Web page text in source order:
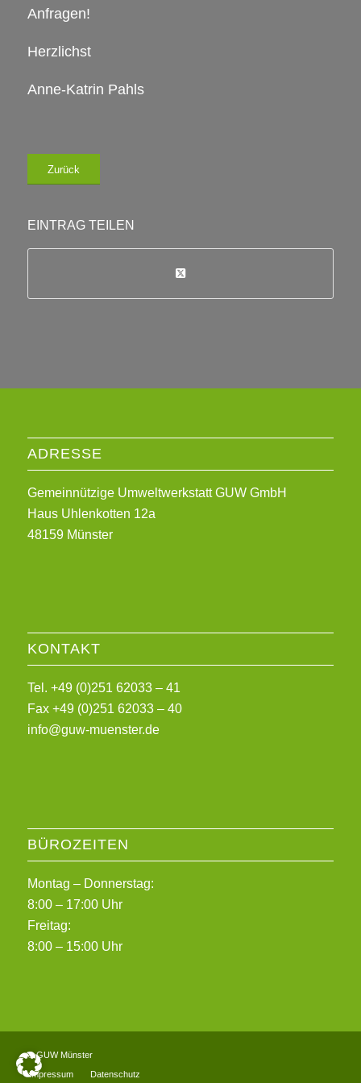
Anfragen!
Herzlichst
Anne-Katrin Pahls
Zurück
EINTRAG TEILEN
ADRESSE
Gemeinnützige Umweltwerkstatt GUW GmbH
Haus Uhlenkotten 12a
48159 Münster
KONTAKT
Tel. +49 (0)251 62033 – 41
Fax +49 (0)251 62033 – 40
info@guw-muenster.de
BÜROZEITEN
Montag – Donnerstag:
8:00 – 17:00 Uhr
Freitag:
8:00 – 15:00 Uhr
© GUW Münster
Impressum
Datenschutz